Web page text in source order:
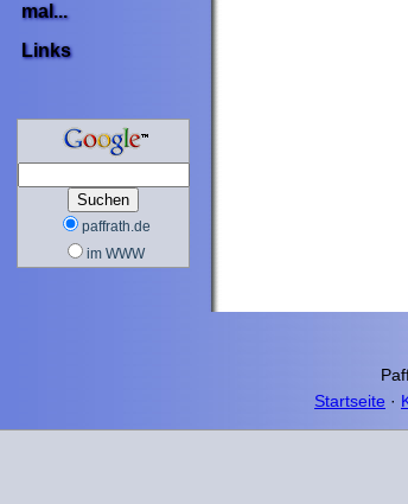
mal...
Links
paffrath.de
im WWW
Startseite ·